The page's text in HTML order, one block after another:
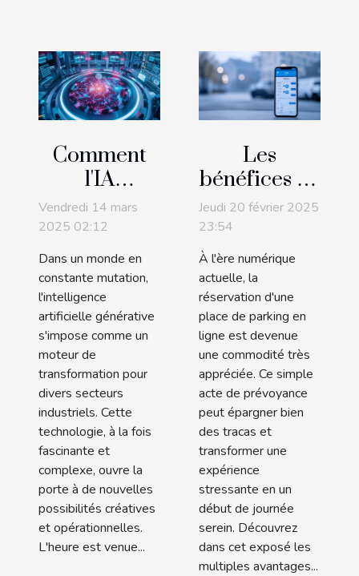
Comment
l'IA
générative
transforme-
t-elle les
industries
modernes ?
Vendredi 14 mars
2025 02:12
Dans un monde en
constante mutation,
l'intelligence
artificielle générative
s'impose comme un
moteur de
transformation pour
divers secteurs
industriels. Cette
technologie, à la fois
fascinante et
complexe, ouvre la
porte à de nouvelles
possibilités créatives
et opérationnelles.
L'heure est venue...
Les
bénéfices de
réserver
votre place
de parking
en ligne
Jeudi 20 février 2025
23:54
À l'ère numérique
actuelle, la
réservation d'une
place de parking en
ligne est devenue
une commodité très
appréciée. Ce simple
acte de prévoyance
peut épargner bien
des tracas et
transformer une
expérience
stressante en un
début de journée
serein. Découvrez
dans cet exposé les
multiples avantages...